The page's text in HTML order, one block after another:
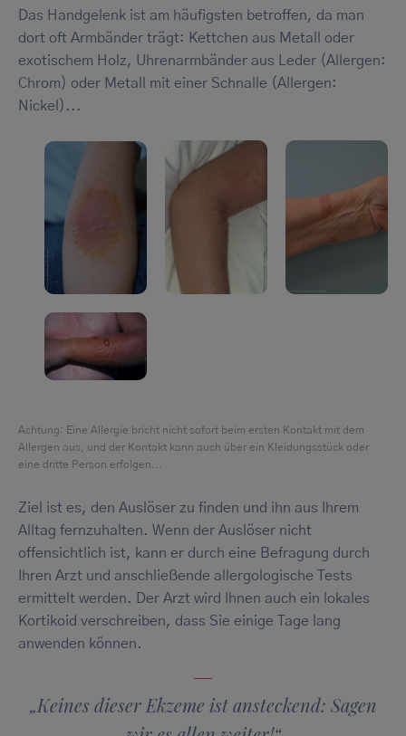
Das Handgelenk ist am häufigsten betroffen, da man
dort oft Armbänder trägt: Kettchen aus Metall oder
exotischem Holz, Uhrenarmbänder aus Leder (Allergen:
Chrom) oder Metall mit einer Schnalle (Allergen:
Nickel)...
Achtung: Eine Allergie bricht nicht sofort beim ersten Kontakt mit dem
Allergen aus, und der Kontakt kann auch über ein Kleidungsstück oder
eine dritte Person erfolgen...
Ziel ist es, den Auslöser zu finden und ihn aus Ihrem
Alltag fernzuhalten. Wenn der Auslöser nicht
offensichtlich ist, kann er durch eine Befragung durch
Ihren Arzt und anschließende allergologische Tests
ermittelt werden. Der Arzt wird Ihnen auch ein lokales
Kortikoid verschreiben, dass Sie einige Tage lang
anwenden können.
„Keines dieser Ekzeme ist ansteckend: Sagen